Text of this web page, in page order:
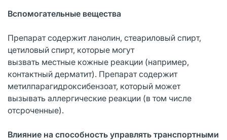
Вспомогательные вещества
Препарат содержит ланолин, стеариловый спирт,
цетиловый спирт, которые могут
вызвать местные кожные реакции (например,
контактный дерматит). Препарат содержит
метилпарагидроксибензоат, который может
вызывать аллергические реакции (в том числе
отсроченные).
Влияние на способность управлять транспортными